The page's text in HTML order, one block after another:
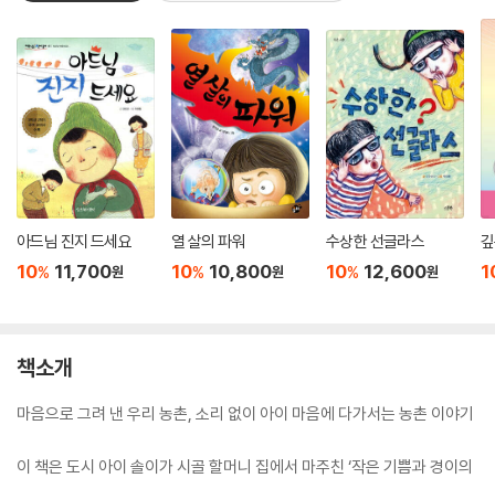
아드님 진지 드세요
10% 11,700원
열 살의 파워
10% 10,800원
수상한 선글라스
10% 12,600원
책소개
마음으로 그려 낸 우리 농촌, 소리 없이 아이 마음에 다가서는 농촌 이야기
이 책은 도시 아이 솔이가 시골 할머니 집에서 마주친 ‘작은 기쁨과 경이의